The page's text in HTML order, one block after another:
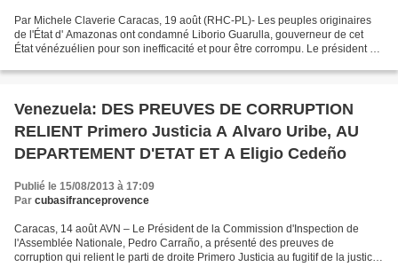
Par Michele Claverie Caracas, 19 août (RHC-PL)- Les peuples originaires
de l'État d' Amazonas ont condamné Liborio Guarulla, gouverneur de cet
État vénézuélien pour son inefficacité et pour être corrompu. Le président du
Venezuela: DES PREUVES DE CORRUPTION
RELIENT Primero Justicia A Alvaro Uribe, AU
DEPARTEMENT D'ETAT ET A Eligio Cedeño
Publié le 15/08/2013 à 17:09
Par cubasifranceprovence
Caracas, 14 août AVN – Le Président de la Commission d'Inspection de
l'Assemblée Nationale, Pedro Carraño, a présenté des preuves de
corruption qui relient le parti de droite Primero Justicia au fugitif de la justice